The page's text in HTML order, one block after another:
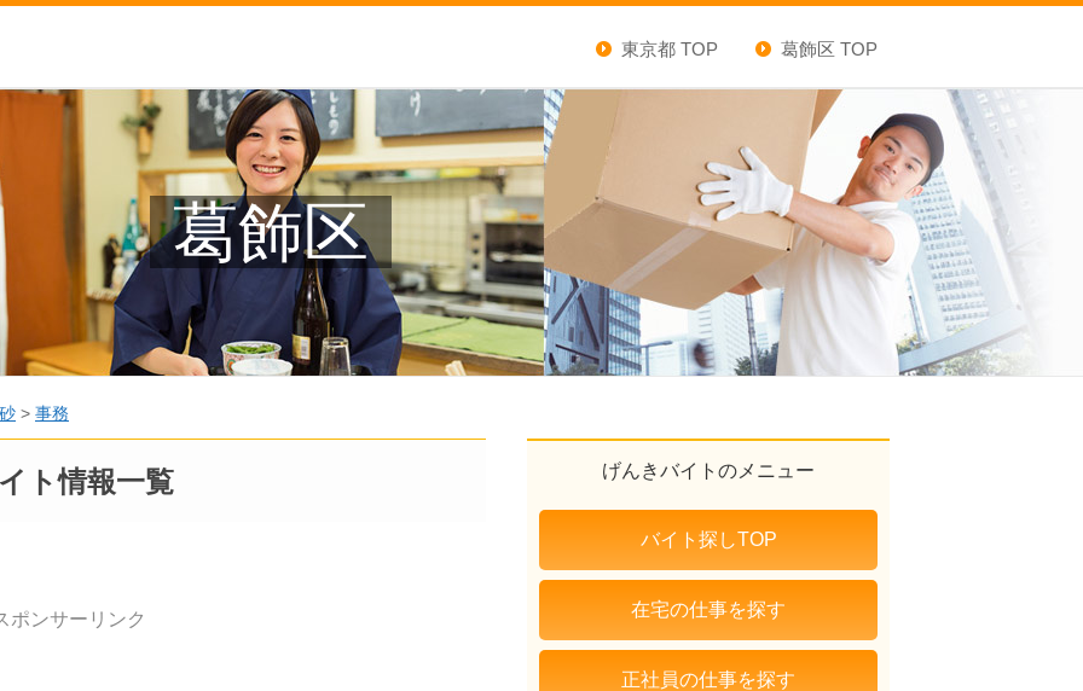
東京都 TOP 葛飾区 TOP
葛飾区
> 事務
ト情報一覧
ポンサーリンク
げんきバイトのメニュー
バイト探しTOP
在宅の仕事を探す
正社員の仕事を探す